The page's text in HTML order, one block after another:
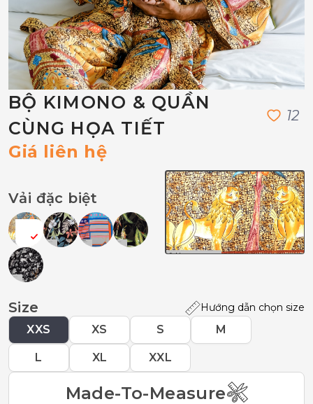
BỘ KIMONO & QUẦN
CÙNG HỌA TIẾT
12
Giá liên hệ
Vải đặc biệt
Size Hướng dẫn chọn size
XXS XS S M
L XL XXL
Made-To-Measure